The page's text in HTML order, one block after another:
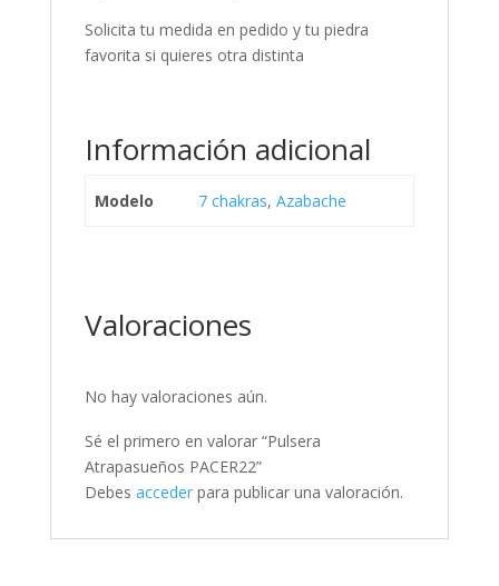
Solicita tu medida en pedido y tu piedra
favorita si quieres otra distinta
Información adicional
Modelo 7 chakras, Azabache
Valoraciones
No hay valoraciones aún.
Sé el primero en valorar “Pulsera
Atrapasueños PACER22”
Debes accederpara publicar una valoración.